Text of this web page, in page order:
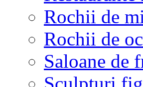
Rochii de
Rochii de
Saloane de